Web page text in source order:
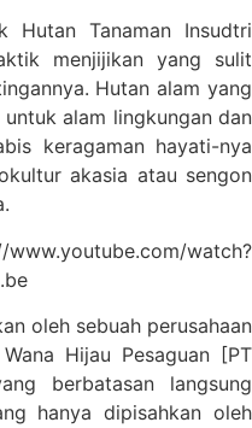
Hutan Tanaman Insudtri
menjijikan yang sulit
Hutan alam yang
alam lingkungan dan
keragaman hayati-nya
akasia atau sengon
watch?
oleh sebuah perusahaan
Hijau Pesaguan [PT
berbatasan langsung
hanya dipisahkan oleh